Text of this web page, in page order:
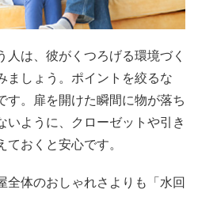
人は、彼がくつろげる環境づく
ましょう。ポイントを絞るな
す。扉を開けた瞬間に物が落ち
いように、クローゼットや引き
おくと安心です。
全体のおしゃれさよりも「水回